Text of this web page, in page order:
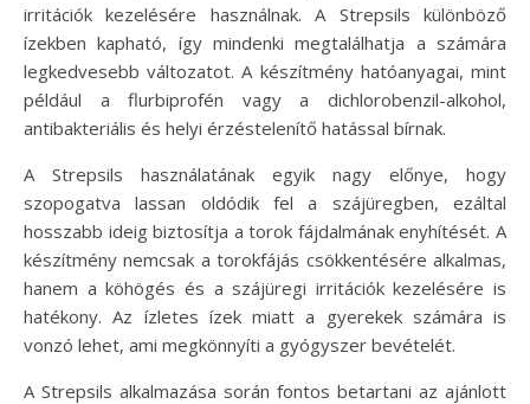
irritációk kezelésére használnak. A Strepsils különböző
ízekben kapható, így mindenki megtalálhatja a számára
legkedvesebb változatot. A készítmény hatóanyagai, mint
például a flurbiprofén vagy a dichlorobenzil-alkohol,
antibakteriális és helyi érzéstelenítő hatással bírnak.
A Strepsils használatának egyik nagy előnye, hogy
szopogatva lassan oldódik fel a szájüregben, ezáltal
hosszabb ideig biztosítja a torok fájdalmának enyhítését. A
készítmény nemcsak a torokfájás csökkentésére alkalmas,
hanem a köhögés és a szájüregi irritációk kezelésére is
hatékony. Az ízletes ízek miatt a gyerekek számára is
vonzó lehet, ami megkönnyíti a gyógyszer bevételét.
A Strepsils alkalmazása során fontos betartani az ajánlott